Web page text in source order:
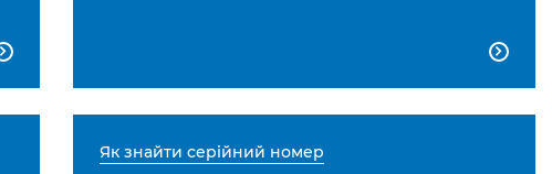
 
Як знайти серійний номер